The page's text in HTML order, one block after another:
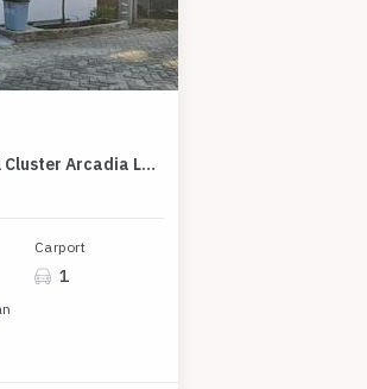
Jual Rumah Bagus Foresh Hill Cluster Arcadia Luas Tanah 60M² Bagus Rapih Elegant
Carport
1